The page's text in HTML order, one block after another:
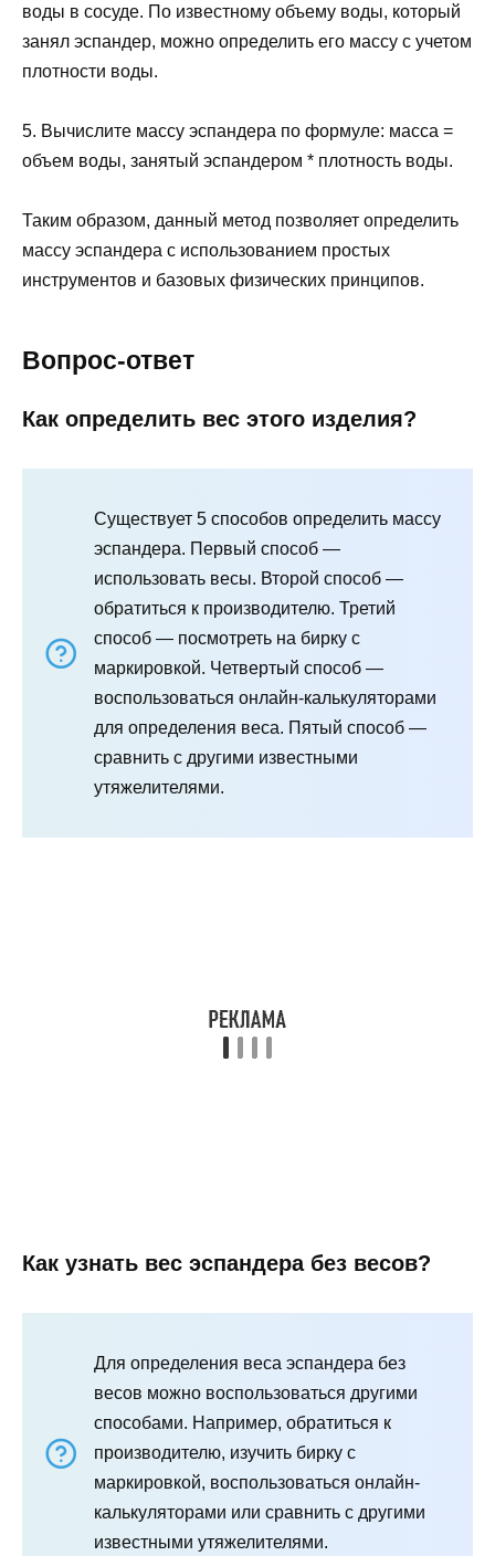
воды в сосуде. По известному объему воды, который
занял эспандер, можно определить его массу с учетом
плотности воды.
5. Вычислите массу эспандера по формуле: масса =
объем воды, занятый эспандером * плотность воды.
Таким образом, данный метод позволяет определить
массу эспандера с использованием простых
инструментов и базовых физических принципов.
Вопрос-ответ
Как определить вес этого изделия?
Существует 5 способов определить массу
эспандера. Первый способ —
использовать весы. Второй способ —
обратиться к производителю. Третий
способ — посмотреть на бирку с
маркировкой. Четвертый способ —
воспользоваться онлайн-калькуляторами
для определения веса. Пятый способ —
сравнить с другими известными
утяжелителями.
Как узнать вес эспандера без весов?
Для определения веса эспандера без
весов можно воспользоваться другими
способами. Например, обратиться к
производителю, изучить бирку с
маркировкой, воспользоваться онлайн-
калькуляторами или сравнить с другими
известными утяжелителями.